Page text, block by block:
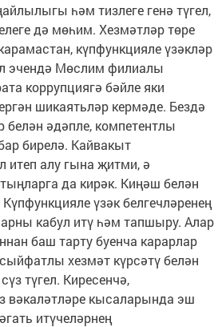
һәм тизлеге генә түгел,
дә мөһим. Хезмәтләр төре
күпфункцияле үзәкләр
эчендә Мөслим филиалы
коррупциягә бәйле яки
шикаятьләр кермәде. Бездә
белән әдәпле, компетентлы
бирелә. Кайвакыт
итеп алу гына җитми, ә
да кирәк. Киңәш белән
үзәк белгечләренең
кабул итү һәм тапшыру. Алар
баш тарту буенча карарлар
хезмәт күрсәтү белән
түгел. Киресенчә,
вәкаләтләре кысаларында эш
итүчеләрнең